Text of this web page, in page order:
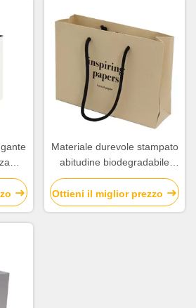
l'alta
Materiale durevole stampato
abitudine biodegradabile
della carta kraft dei sacchetti
della spesa di carta
Ottieni il miglior prezzo